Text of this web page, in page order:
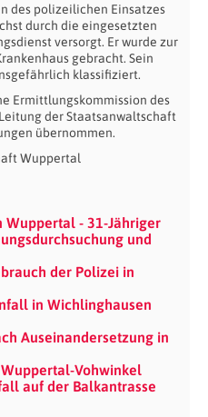
des polizeilichen Einsatzes
durch die eingesetzten
versorgt. Er wurde zur
gebracht. Sein
klassifiziert.
Ermittlungskommission des
der Staatsanwaltschaft
übernommen.
Wuppertal
Wuppertal - 31-Jähriger
und
der Polizei in
in Wichlinghausen
Auseinandersetzung in
Vohwinkel
auf der Balkantrasse